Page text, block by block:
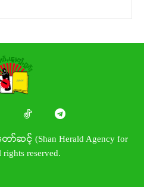
ာ်ဆင့် (Shan Herald Agency for
reserved.